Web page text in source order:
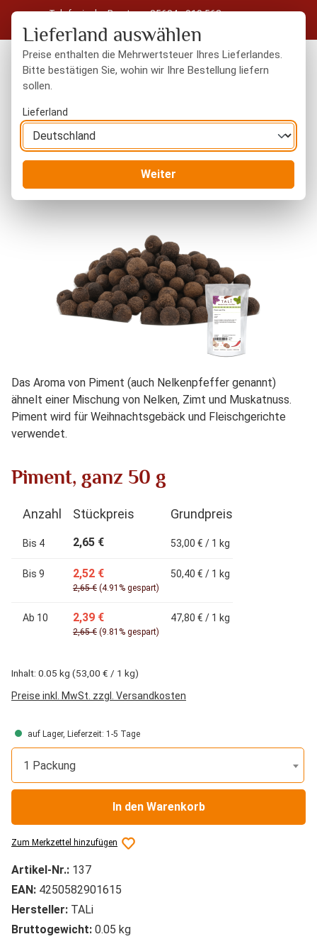
Zum Hauptinhalt springen
Telefonische Beratung: 05604 - 919 563
Kostenloser Versand in Deutschland ab 50 € Warenwert
Das Aroma von Piment (auch Nelkenpfeffer genannt)
ähnelt einer Mischung von Nelken, Zimt und Muskatnuss.
Piment wird für Weihnachtsgebäck und Fleischgerichte
verwendet.
Piment, ganz 50 g
Anzahl Stückpreis Grundpreis
Bis 4 2,65 € 53,00 € / 1 kg
Bis 9 2,52 €
2,65 € (4.91% gespart)
50,40 € / 1 kg
Ab 10 2,39 €
2,65 € (9.81% gespart)
47,80 € / 1 kg
Inhalt: 0.05 kg (53,00 € / 1 kg)
Preise inkl. MwSt. zzgl. Versandkosten
auf Lager, Lieferzeit: 1-5 Tage
1 Packung
In den Warenkorb
Zum Merkzettel hinzufügen
Artikel-Nr.: 137
EAN: 4250582901615
Hersteller: TALi
Bruttogewicht: 0.05 kg
Lieferland auswählen
Preise enthalten die Mehrwertsteuer Ihres Lieferlandes.
Bitte bestätigen Sie, wohin wir Ihre Bestellung liefern
sollen.
Lieferland
Weiter